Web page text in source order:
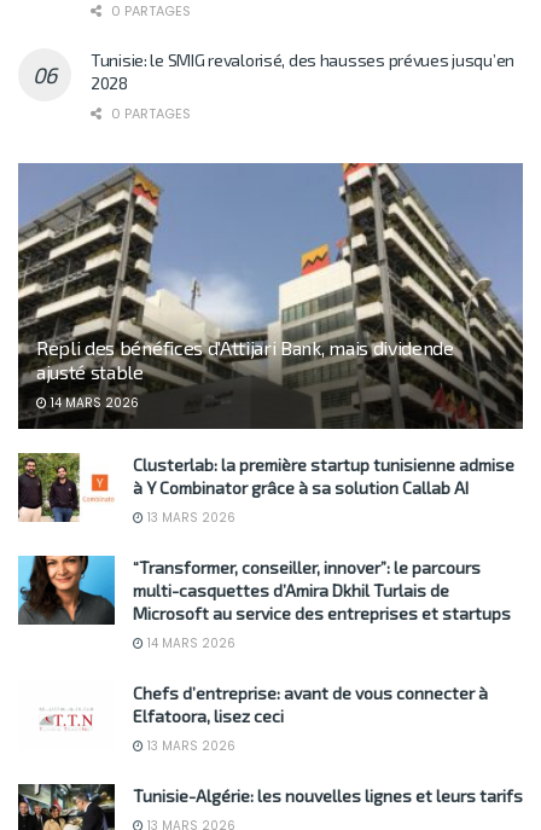
0 PARTAGES
Tunisie: le SMIG revalorisé, des hausses prévues jusqu’en
2028
0 PARTAGES
Repli des bénéfices d’Attijari Bank, mais dividende
ajusté stable
14 MARS 2026
Clusterlab: la première startup tunisienne admise
à Y Combinator grâce à sa solution Callab AI
13 MARS 2026
“Transformer, conseiller, innover”: le parcours
multi-casquettes d’Amira Dkhil Turlais de
Microsoft au service des entreprises et startups
14 MARS 2026
Chefs d’entreprise: avant de vous connecter à
Elfatoora, lisez ceci
13 MARS 2026
Tunisie-Algérie: les nouvelles lignes et leurs tarifs
13 MARS 2026